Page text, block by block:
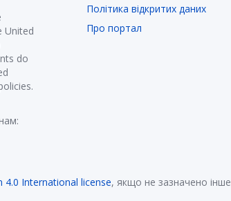
United
do
Політика відкритих даних
Про портал
International license, якщо не зазначено інше